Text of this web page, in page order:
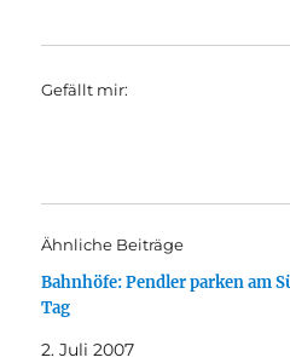
Gefällt mir:
Ähnliche Beiträge
Bahnhöfe: Pendler parken am
Tag
2. Juli 2007